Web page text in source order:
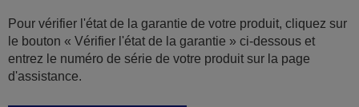
Pour vérifier l'état de la garantie de votre produit, cliquez sur
le bouton « Vérifier l'état de la garantie » ci-dessous et
entrez le numéro de série de votre produit sur la page
d'assistance.